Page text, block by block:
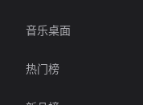
音乐桌面
热门榜